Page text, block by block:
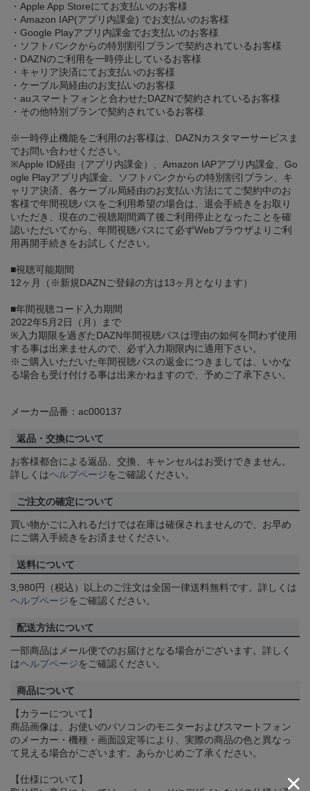
・Apple App Storeにてお支払いのお客様
・Amazon IAP(アプリ内課金) でお支払いのお客様
・Google Playアプリ内課金でお支払いのお客様
・ソフトバンクからの特別割引プランで契約されているお客様
・DAZNのご利用を一時停止しているお客様
・キャリア決済にてお支払いのお客様
・ケーブル局経由のお支払いのお客様
・auスマートフォンと合わせたDAZNで契約されているお客様
・その他特別プランで契約されているお客様
※一時停止機能をご利用のお客様は、DAZNカスタマーサービスま
でお問い合わせください。
※Apple ID経由（アプリ内課金）、Amazon IAPアプリ内課金、Go
ogle Playアプリ内課金、ソフトバンクからの特別割引プラン、キ
ャリア決済、各ケーブル局経由のお支払い方法にてご契約中のお
客様で年間視聴パスをご利用希望の場合は、退会手続きをお取り
いただき、現在のご視聴期間満了後ご利用停止となったことを確
認いただいてから、年間視聴パスにて必ずWebブラウザよりご利
用再開手続きをお試しください。
■視聴可能期間
12ヶ月（※新規DAZNご登録の方は13ヶ月となります）
■年間視聴コード入力期間
2022年5月2日（月）まで
※入力期限を過ぎたDAZN年間視聴パスは理由の如何を問わず使用
する事は出来ませんので、必ず入力期限内に適用下さい。
※ご購入いただいた年間視聴パスの返金につきましては、いかな
る場合も受け付ける事は出来かねますので、予めご了承下さい。
メーカー品番：ac000137
返品・交換について
お客様都合による返品、交換、キャンセルはお受けできません。
詳しくはヘルプページをご確認ください。
ご注文の確定について
買い物かごに入れるだけでは在庫は確保されませんので、お早め
にご購入手続きをお済ませください。
送料について
3,980円（税込）以上のご注文は全国一律送料無料です。詳しくは
ヘルプページをご確認ください。
配送方法について
一部商品はメール便でのお届けとなる場合がございます。詳しく
はヘルプページをご確認ください。
商品について
【カラーについて】
商品画像は、お使いのパソコンのモニターおよびスマートフォン
のメーカー・機種・画面設定等により、実際の商品の色と異なっ
て見える場合がございます。あらかじめご了承ください。
【仕様について】